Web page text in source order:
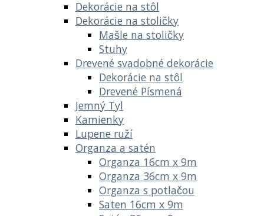
Dekorácie na stôl
Dekorácie na stoličky
Mašle na stoličky
Stuhy
Drevené svadobné dekorácie
Dekorácie na stôl
Drevené Písmená
Jemný Tyl
Kamienky
Lupene ruží
Organza a satén
Organza 16cm x 9m
Organza 36cm x 9m
Organza s potlačou
Saten 16cm x 9m